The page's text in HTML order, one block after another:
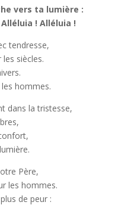
vers ta lumière :
! Alléluia !
tendresse,
siècles.
hommes.
dans la tristesse,
Père,
les hommes.
de peur :